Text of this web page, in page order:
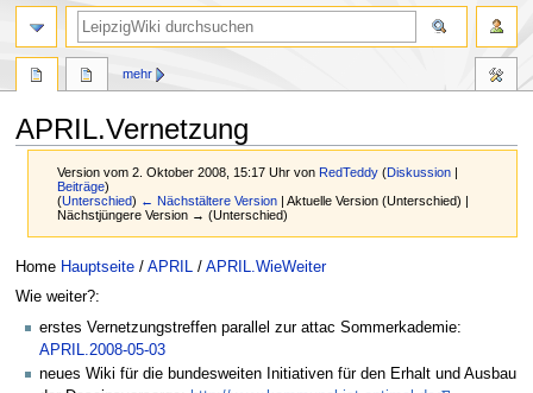
APRIL.Vernetzung
Version vom 2. Oktober 2008, 15:17 Uhr vonRedTeddy (Diskussion |
Beiträge)
(Unterschied) ← Nächstältere Version | Aktuelle Version (Unterschied) |
Nächstjüngere Version → (Unterschied)
Zur
Navigation
Zur
Suche
Home Hauptseite/ APRIL/ APRIL.WieWeiter
Wie weiter?:
erstes Vernetzungstreffen parallel zur attac Sommerkademie:
APRIL.2008-05-03
neues Wiki für die bundesweiten Initiativen für den Erhalt und Ausbau
mehr